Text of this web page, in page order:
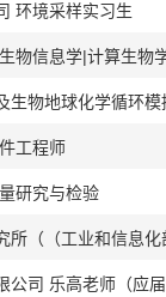
环境采样实习生
生物地球化学循环
工程师
研究与检验
司 乐高老师（应届